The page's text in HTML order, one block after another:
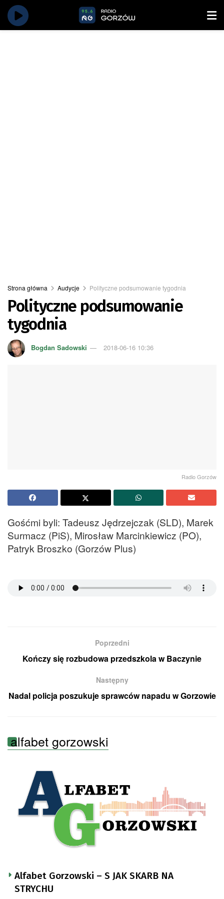
Strona główna Audycje Polityczne podsumowanie tygodnia
Polityczne podsumowanie
tygodnia
Bogdan Sadowski 2018-06-16 10:36
Radio Gorzów
Gośćmi byli: Tadeusz Jędrzejczak (SLD), Marek
Surmacz (PiS), Mirosław Marcinkiewicz (PO),
Patryk Broszko (Gorzów Plus)
Poprzedni
Kończy się rozbudowa przedszkola w Baczynie
Następny
Nadal policja poszukuje sprawców napadu w Gorzowie
alfabet gorzowski
Alfabet Gorzowski – S JAK SKARB NA
STRYCHU